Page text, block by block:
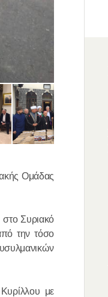
Ομάδας
στο Συριακό
την τόσο
με
Πατριάρχης
στις ΙΔ΄
Συναντήσεις
Ρωσίας
τηλεφωνική
των
των Ορθοδόξων